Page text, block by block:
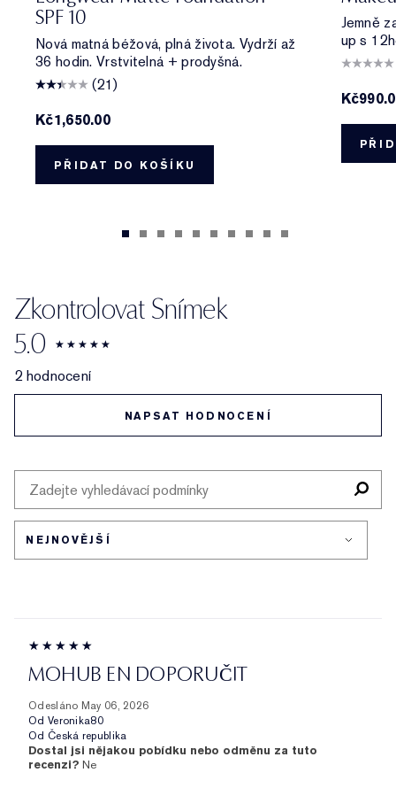
SPF 10
Nová matná béžová, plná života. Vydrží až
36 hodin. Vrstvitelná + prodyšná.
(21)
Kč1,650.00
PŘIDAT DO KOŠÍKU
Jemně
up s
Zkontrolovat Snímek
5.0
2 hodnocení
NAPSAT HODNOCENÍ
MOHUB EN DOPORUČIT
Odesláno May 06, 2026
Od Veronika80
Od Česká republika
Dostal jsi nějakou pobídku nebo odměnu za tuto
recenzi? Ne